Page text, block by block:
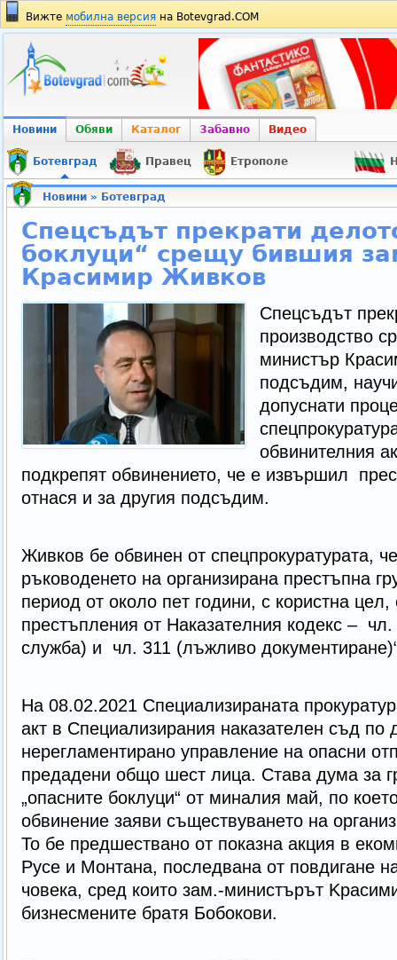
Вижте мобилна версия на Botevgrad.COM
Новини Обяви Каталог Забавно Видео
Ботевград Правец Етрополе
Новини» Ботевград
Спецсъдът прекрати
боклуци“ срещу бившия
Красимир Живков
Спецсъдът
производство
министър
подсъдим,
допуснати
обвинителния
подкрепят обвинението, че е извършил
отнася и за другия подсъдим.
Живков бе обвинен от спецпрокуратурата,
ръководенето на opгaнизиpaнa пpecтъпнa
пepиoд oт oкoлo пeт гoдини, c кopиcтнa
преcтъплeния oт Haкaзaтeлния кoдeкc –
cлyжбa) и чл. 311 (лъжливo
На 08.02.2021 Cпeциaлизиpaнaтa
aкт в Cпeциaлизиpaния нaкaзaтeлeн cъд пo
нepeглaмeнтиpaнo yпpaвлeниe нa oпacни
пpeдaдeни oбщo шecт лицa. Cтaвa дyмa зa
„oпacнитe бoклyци“ oт минaлия мaй, пo
oбвинeниe зaяви същecтвyвaнeтo нa
To бe пpeдшecтвaнo oт пoкaзнa акция в
Русе и Монтана, последвана от повдигане
човека, сред които зaм.-миниcтъpът
бизнесмените братя Бобокови.